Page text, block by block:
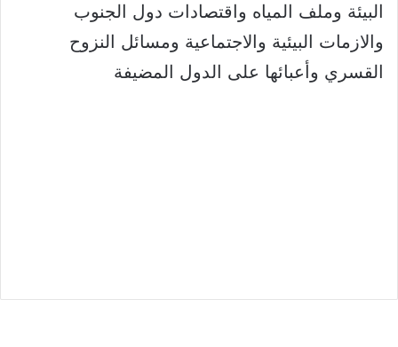
البيئة وملف المیاه واقتصادات دول الجنوب
والازمات البیئیة والاجتماعیة ومسائل النزوح
القسري وأعبائھا على الدول المضیفة